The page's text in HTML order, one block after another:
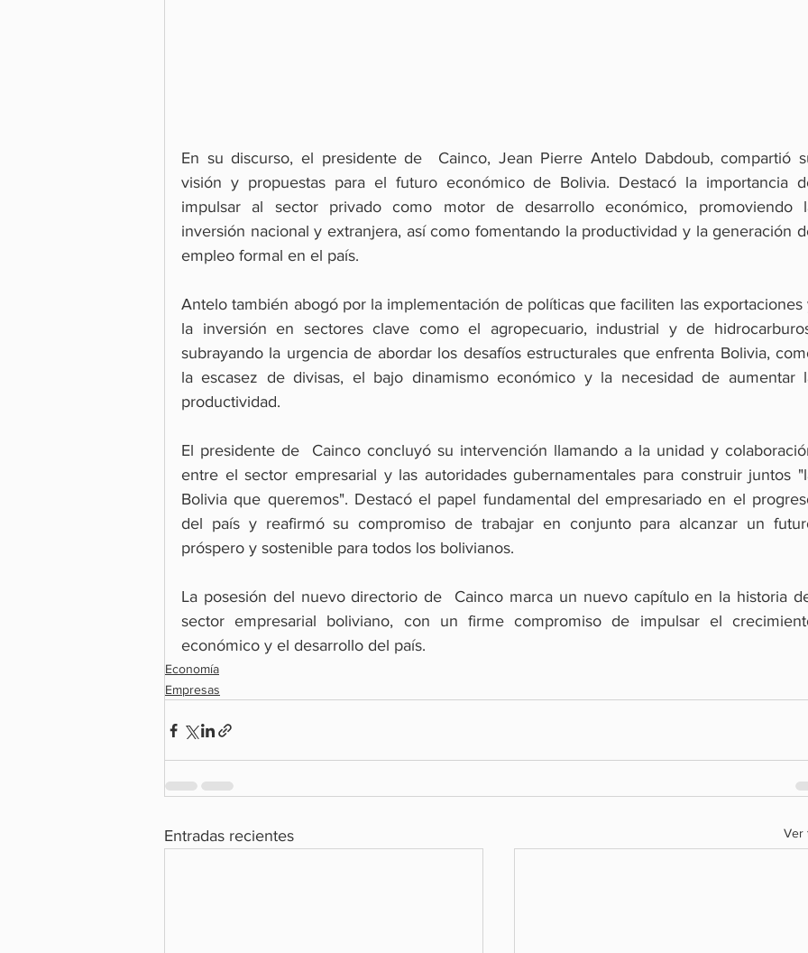
En su discurso, el presidente de  Cainco, Jean Pierre Antelo Dabdoub, compartió
visión y propuestas para el futuro económico de Bolivia. Destacó la importancia
impulsar al sector privado como motor de desarrollo económico, promoviendo
inversión nacional y extranjera, así como fomentando la productividad y la generación
empleo formal en el país.
Antelo también abogó por la implementación de políticas que faciliten las exportaciones
la inversión en sectores clave como el agropecuario, industrial y de
subrayando la urgencia de abordar los desafíos estructurales que enfrenta Bolivia,
la escasez de divisas, el bajo dinamismo económico y la necesidad de aumentar
productividad.
El presidente de  Cainco concluyó su intervención llamando a la unidad y
entre el sector empresarial y las autoridades gubernamentales para construir juntos
Bolivia que queremos". Destacó el papel fundamental del empresariado en el
del país y reafirmó su compromiso de trabajar en conjunto para alcanzar un
próspero y sostenible para todos los bolivianos.
La posesión del nuevo directorio de  Cainco marca un nuevo capítulo en la historia
sector empresarial boliviano, con un firme compromiso de impulsar el
económico y el desarrollo del país.
Economía
Empresas
Entradas recientes Ver